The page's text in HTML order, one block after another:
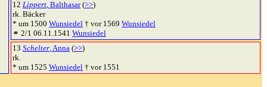
12 Lippert, Balthasar(>>)
rk. Bäcker
* um 1500 Wunsiedel † vor 1569 Wunsiedel
⚭ 2/1 06.11.1541 Wunsiedel
13 Schelter, Anna (>>)
rk.
* um 1525 Wunsiedel † vor 1551